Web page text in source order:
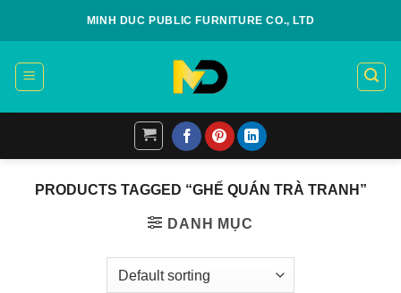
MINH DUC PUBLIC FURNITURE CO., LTD
PRODUCTS TAGGED “GHẾ QUÁN TRÀ TRANH”
DANH MỤC